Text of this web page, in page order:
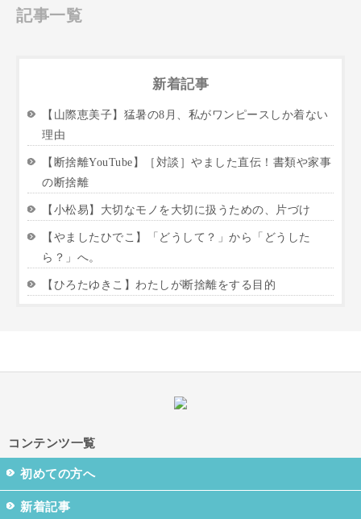
記事一覧
新着記事
【山際恵美子】猛暑の8月、私がワンピースしか着ない
理由
【断捨離YouTube】［対談］やました直伝！書類や家事
の断捨離
【小松易】大切なモノを大切に扱うための、片づけ
【やましたひでこ】「どうして？」から「どうした
ら？」へ。
【ひろたゆきこ】わたしが断捨離をする目的
コンテンツ一覧
初めての方へ
新着記事